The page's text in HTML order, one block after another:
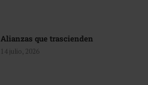
Alianzas que trascienden
14 julio, 2026